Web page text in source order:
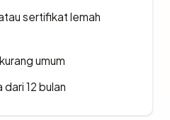
sertifikat lemah
umum
12 bulan